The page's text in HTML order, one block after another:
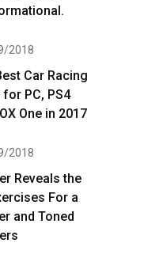
2018
Car Racing
for PC, PS4
One in 2017
2018
Reveals the
For a
and Toned